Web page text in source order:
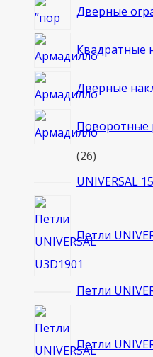
Дверные
Квадратные
Дверные
Поворотные
2626
товаров
UNIVERSAL
Петли
Петли
Петли